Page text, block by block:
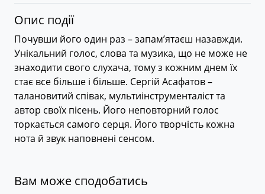
Опис події
Почувши його один раз – запам’ятаєш назавжди.
Унікальний голос, слова та музика, що не може не
знаходити свого слухача, тому з кожним днем їх
стає все більше і більше. Сергій Асафатов –
талановитий співак, мультиінструменталіст та
автор своїх пісень. Його неповторний голос
торкається самого серця. Його творчість кожна
нота й звук наповнені сенсом.
Вам може сподобатись